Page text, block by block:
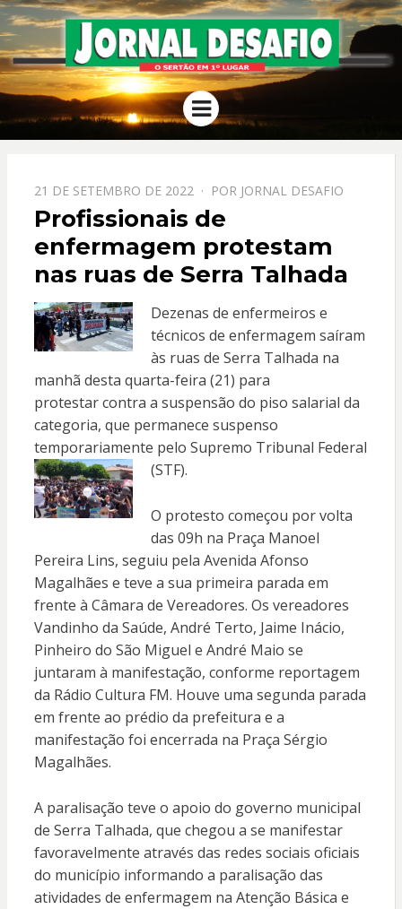
JORNAL
DESAFIO
O Sertão em 1º Lugar
Menu
PPOSTADO
EM
21 DE SETEMBRO DE 2022 POR JORNAL DESAFIO
Profissionais de
enfermagem protestam
nas ruas de Serra Talhada
Dezenas de enfermeiros e
técnicos de enfermagem saíram
às ruas de Serra Talhada na
manhã desta quarta-feira (21) para
protestar contra a suspensão do piso salarial da
categoria, que permanece suspenso
temporariamente pelo Supremo Tribunal Federal
(STF).
O protesto começou por volta
das 09h na Praça Manoel
Pereira Lins, seguiu pela Avenida Afonso
Magalhães e teve a sua primeira parada em
frente à Câmara de Vereadores. Os vereadores
Vandinho da Saúde, André Terto, Jaime Inácio,
Pinheiro do São Miguel e André Maio se
juntaram à manifestação, conforme reportagem
da Rádio Cultura FM. Houve uma segunda parada
em frente ao prédio da prefeitura e a
manifestação foi encerrada na Praça Sérgio
Magalhães.
A paralisação teve o apoio do governo municipal
de Serra Talhada, que chegou a se manifestar
favoravelmente através das redes sociais oficiais
do município informando a paralisação das
atividades de enfermagem na Atenção Básica e